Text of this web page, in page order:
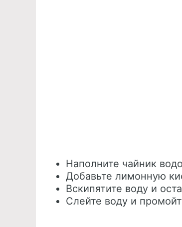
Наполните чайник
Добавьте лимонную
Вскипятите воду и
Слейте воду и